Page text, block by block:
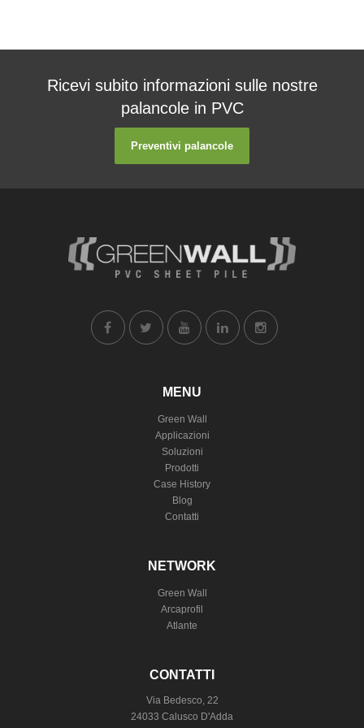
Ricevi subito informazioni sulle nostre
palancole in PVC
Preventivi palancole
MENU
Green Wall
Applicazioni
Soluzioni
Prodotti
Case History
Blog
Contatti
NETWORK
Green Wall
Arcaprofil
Atlante
CONTATTI
Via Bedesco, 22
24033 Calusco D'Adda